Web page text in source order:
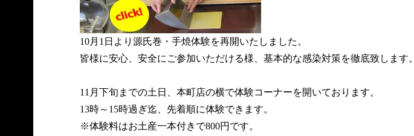
10月1日より源氏巻・手焼体験を再開いたしました。
皆様に安心、安全にご参加いただける様、基本的な感染対策を徹底致します。
11月下旬までの土日、本町店の横で体験コーナーを開いております。
13時～15時過ぎ迄、先着順に体験できます。
※体験料はお土産一本付きで800円です。